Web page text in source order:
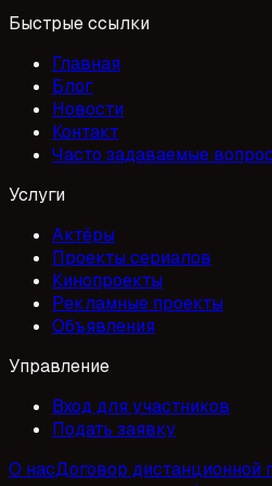
Быстрые ссылки
Главная
Блог
Новости
Контакт
Часто задаваемые
Услуги
Актёры
Проекты сериалов
Кинопроекты
Рекламные проекты
Объявления
Управление
Вход для участников
Подать заявку
О насДоговор дистанционной